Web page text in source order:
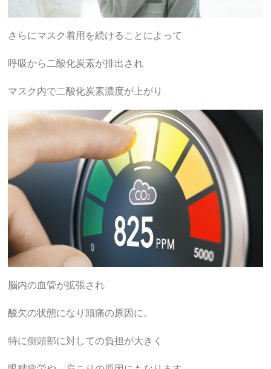
さらにマスク着用を続けることによって
呼吸から二酸化炭素が排出され
マスク内で二酸化炭素濃度が上がり
脳内の血管が拡張され
酸欠の状態になり頭痛の原因に。
特に側頭部に対しての負担が大きく